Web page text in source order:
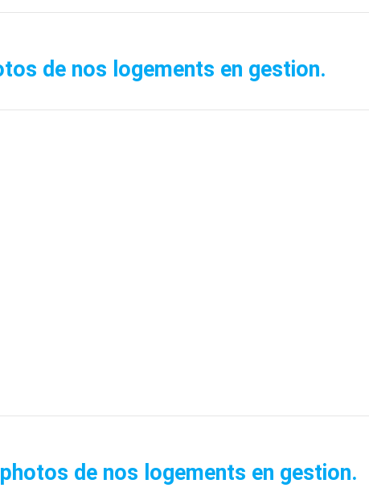
de nos logements en gestion.
de nos logements en gestion.